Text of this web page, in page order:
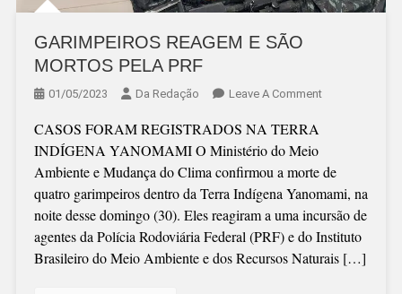
GARIMPEIROS REAGEM E SÃO
MORTOS PELA PRF
01/05/2023 Da Redação Leave A CommentOn
SÃO
MORTOS
PELA
PRF
CASOS FORAM REGISTRADOS NA TERRA
INDÍGENA YANOMAMI O Ministério do Meio
Ambiente e Mudança do Clima confirmou a morte de
quatro garimpeiros dentro da Terra Indígena Yanomami, na
noite desse domingo (30). Eles reagiram a uma incursão de
agentes da Polícia Rodoviária Federal (PRF) e do Instituto
Brasileiro do Meio Ambiente e dos Recursos Naturais […]